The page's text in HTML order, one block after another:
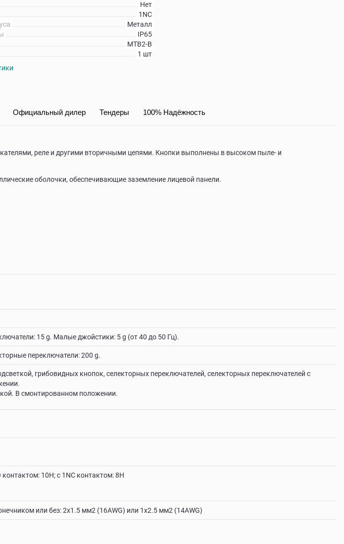
Нет
1NC
Металл
IP65
MTB2-B
1 шт
Официальный дилер Тендеры 100% Надёжность
реле и другими вторичными цепями. Кнопки выполнены в высоком пыле- и
оболочки, обеспечивающие заземление лицевой панели.
15 g. Малые джойстики: 5 g (от 40 до 50 Гц).
переключатели: 200 g.
грибовидных кнопок, селекторных переключателей, селекторных переключателей с
В смонтированном положении.
10Н; с 1NC контактом: 8Н
или без: 2х1.5 мм2 (16AWG) или 1х2.5 мм2 (14AWG)